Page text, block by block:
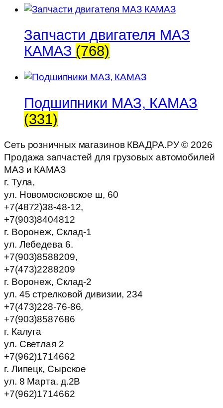
Запчасти двигателя МАЗ
КАМАЗ (768)
Подшипники МАЗ, КАМАЗ
(331)
Сеть розничных магазинов КВАДРА.РУ © 2026
Продажа запчастей для грузовых автомобилей
МАЗ и КАМАЗ
г. Тула,
ул. Новомосковское ш, 60
+7(4872)38-48-12,
+7(903)8404812
г. Воронеж, Склад-1
ул. Лебедева 6.
+7(903)8588209,
+7(473)2288209
г. Воронеж, Склад-2
ул. 45 стрелковой дивизии, 234
+7(473)228-76-86,
+7(903)8587686
г. Калуга
ул. Светлая 2
+7(962)1714662
г. Липецк, Сырское
ул. 8 Марта, д.2В
+7(962)1714662